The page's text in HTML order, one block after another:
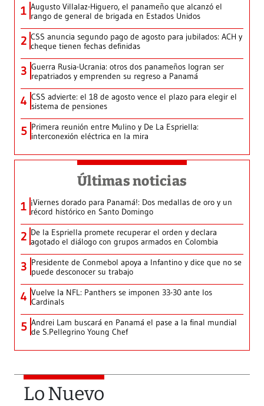
1 Augusto Villalaz-Higuero, el panameño que alcanzó el
rango de general de brigada en Estados Unidos
2 CSS anuncia segundo pago de agosto para jubilados: ACH y
cheque tienen fechas definidas
3 Guerra Rusia-Ucrania: otros dos panameños logran ser
repatriados y emprenden su regreso a Panamá
4 CSS advierte: el 18 de agosto vence el plazo para elegir el
sistema de pensiones
5 Primera reunión entre Mulino y De La Espriella:
interconexión eléctrica en la mira
Últimas noticias
1 ¡Viernes dorado para Panamá!: Dos medallas de oro y un
récord histórico en Santo Domingo
2 De la Espriella promete recuperar el orden y declara
agotado el diálogo con grupos armados en Colombia
3 Presidente de Conmebol apoya a Infantino y dice que no se
puede desconocer su trabajo
4 Vuelve la NFL: Panthers se imponen 33-30 ante los
Cardinals
5 Andrei Lam buscará en Panamá el pase a la final mundial
de S.Pellegrino Young Chef
Lo Nuevo